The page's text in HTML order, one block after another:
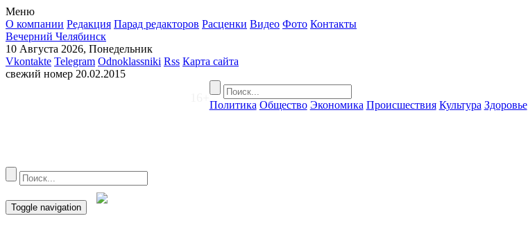
Меню
О компании Редакция Парад редакторов Расценки Видео Фото Контакты
Вечерний Челябинск
10 Августа 2026, Понедельник
Vkontakte Telegram Odnoklassniki Rss Карта сайта
свежий номер 20.02.2015
Политика Общество Экономика Происшествия Культура Здоровье
Toggle navigation